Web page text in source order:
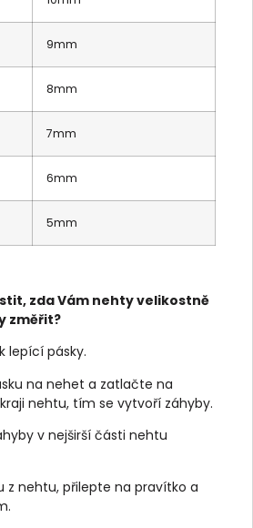
9mm
8mm
7mm
6mm
5mm
zda Vám nehty velikostně
změřit?
lepící pásky.
na nehet a zatlačte na
nehtu, tím se vytvoří záhyby.
v nejširší části nehtu
z nehtu, přilepte na pravítko a